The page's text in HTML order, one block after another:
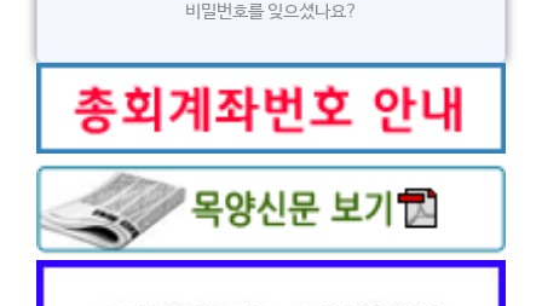
비밀번호를 잊으셨나요?